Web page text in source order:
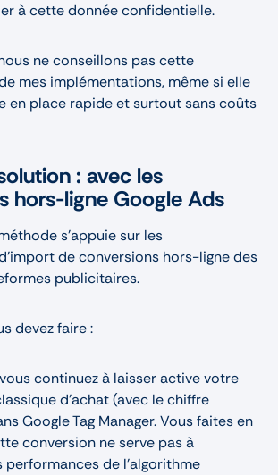
à cette donnée confidentielle.
ne conseillons pas cette
mes implémentations, même si elle
en place rapide et surtout sans coûts
: avec les
hors-ligne Google Ads
s’appuie sur les
de conversions hors-ligne des
publicitaires.
devez faire :
continuez à laisser active votre
d’achat (avec le chiffre
Google Tag Manager. Vous faites en
conversion ne serve pas à
de l’algorithme